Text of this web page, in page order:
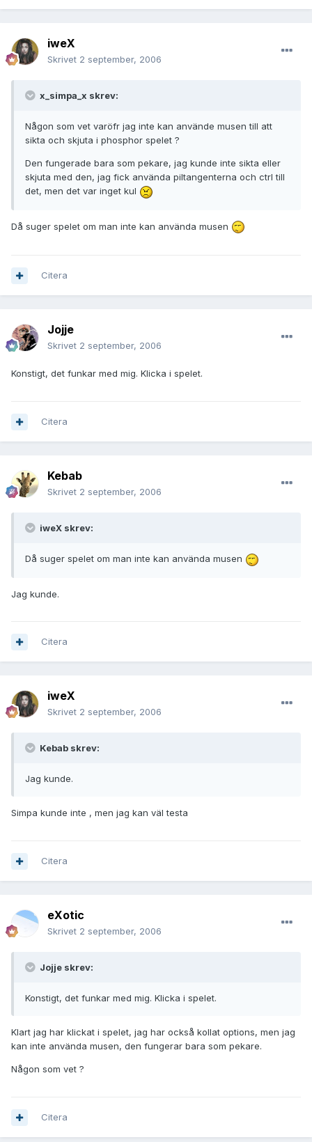
iweX
Skrivet 2 september, 2006
x_simpa_x skrev:
Någon som vet varöfr jag inte kan använde musen till att
sikta och skjuta i phosphor spelet ?
Den fungerade bara som pekare, jag kunde inte sikta eller
skjuta med den, jag fick använda piltangenterna och ctrl till
det, men det var inget kul
Då suger spelet om man inte kan använda musen
Citera
Jojje
Skrivet 2 september, 2006
Konstigt, det funkar med mig. Klicka i spelet.
Citera
Kebab
Skrivet 2 september, 2006
iweX skrev:
Då suger spelet om man inte kan använda musen
Jag kunde.
Citera
iweX
Skrivet 2 september, 2006
Kebab skrev:
Jag kunde.
Simpa kunde inte , men jag kan väl testa
Citera
eXotic
Skrivet 2 september, 2006
Jojje skrev:
Konstigt, det funkar med mig. Klicka i spelet.
Klart jag har klickat i spelet, jag har också kollat options, men jag
kan inte använda musen, den fungerar bara som pekare.
Någon som vet ?
Citera